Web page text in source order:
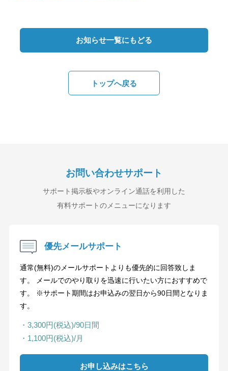
お知らせ一覧にもどる
トップへ戻る
お問い合わせサポート
サポート掲示板やオンライン通話を利用した
有料サポートのメニューになります
優先メールサポート
通常(無料)のメールサポートよりも優先的に回答致しま
す。 メールでのやり取りを迅速に行いたい方におすすめで
す。 ※サポート期間はお申込みの翌日から90日間となりま
す。
・3,300円(税込)/90日間
・1,100円(税込)/月
お申し込みはこちら